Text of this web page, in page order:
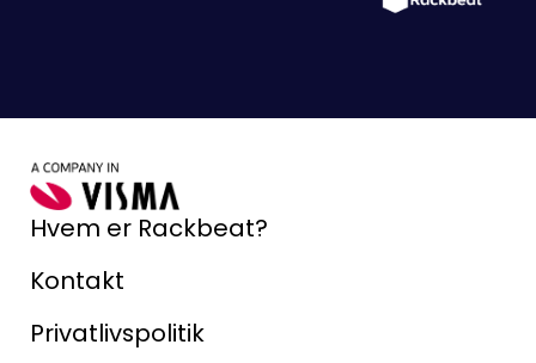
Hvem er Rackbeat?
Kontakt
Privatlivspolitik